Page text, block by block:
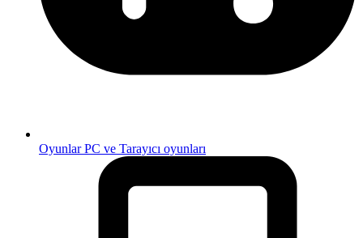
OyunlarPC ve Tarayıcı oyunları